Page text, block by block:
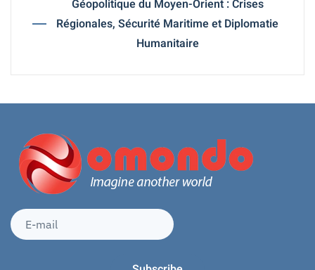
Géopolitique du Moyen-Orient : Crises
Régionales, Sécurité Maritime et Diplomatie
Humanitaire